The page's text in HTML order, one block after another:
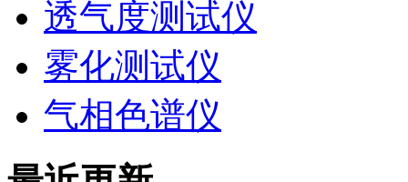
透气度测试仪
雾化测试仪
气相色谱仪